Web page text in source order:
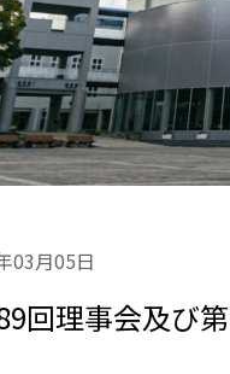
03月05日
回理事会及び